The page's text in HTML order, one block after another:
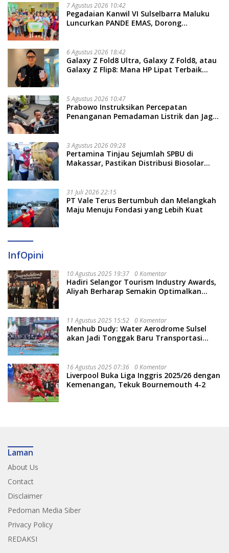
7 Agustus 2026 10:42
Pegadaian Kanwil VI Sulselbarra Maluku
Luncurkan PANDE EMAS, Dorong
6 Agustus 2026 18:42
Galaxy Z Fold8 Ultra, Galaxy Z Fold8, atau
Galaxy Z Flip8: Mana HP Lipat Terbaik
5 Agustus 2026 10:47
Prabowo Instruksikan Percepatan
Penanganan Pemadaman Listrik dan Jaga
3 Agustus 2026 09:28
Pertamina Tinjau Sejumlah SPBU di
Makassar, Pastikan Distribusi Biosolar
31 Juli 2026 22:15
PT Vale Terus Bertumbuh dan Melangkah
Maju Menuju Fondasi yang Lebih Kuat
InfOpini
10 Agustus 2025 19:37 0 Komentar
Hadiri Selangor Tourism Industry Awards,
Aliyah Berharap Semakin Optimalkan
11 Agustus 2025 15:52 0 Komentar
Menhub Dudy: Water Aerodrome Sulsel
akan Jadi Tonggak Baru Transportasi
16 Agustus 2025 07:36 0 Komentar
Liverpool Buka Liga Inggris 2025/26 dengan
Kemenangan, Tekuk Bournemouth 4-2
Laman
About Us
Contact
Disclaimer
Pedoman Media Siber
Privacy Policy
REDAKSI